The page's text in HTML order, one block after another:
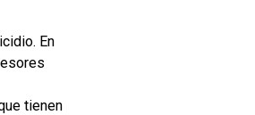
En
tienen